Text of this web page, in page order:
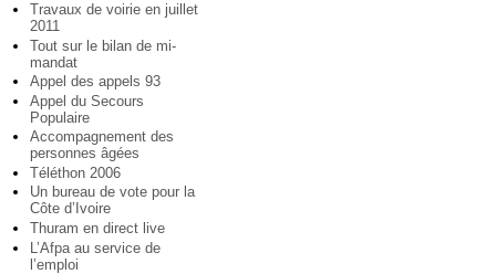
Travaux de voirie en juillet
2011
Tout sur le bilan de mi-
mandat
Appel des appels 93
Appel du Secours
Populaire
Accompagnement des
personnes âgées
Téléthon 2006
Un bureau de vote pour la
Côte d’Ivoire
Thuram en direct live
L’Afpa au service de
l’emploi